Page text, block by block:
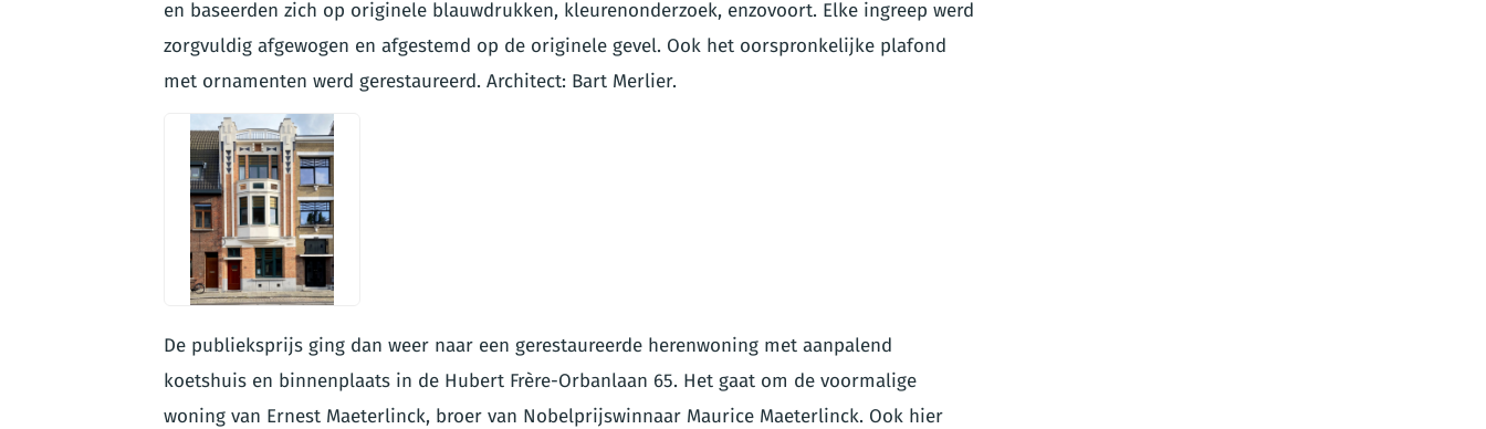
en baseerden zich op originele blauwdrukken, kleurenonderzoek, enzovoort. Elke ingreep werd
zorgvuldig afgewogen en afgestemd op de originele gevel. Ook het oorspronkelijke plafond
met ornamenten werd gerestaureerd. Architect: Bart Merlier.
PNG
De publieksprijs ging dan weer naar een gerestaureerde herenwoning met aanpalend
koetshuis en binnenplaats in de Hubert Frère-Orbanlaan 65. Het gaat om de voormalige
woning van Ernest Maeterlinck, broer van Nobelprijswinnaar Maurice Maeterlinck. Ook hier